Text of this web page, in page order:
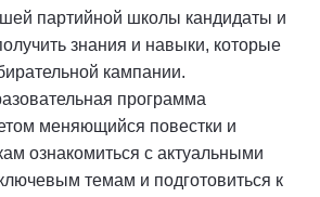
партийной школы кандидаты и
знания и навыки, которые
кампании.
программа
меняющийся повестки и
ознакомиться с актуальными
темам и подготовиться к